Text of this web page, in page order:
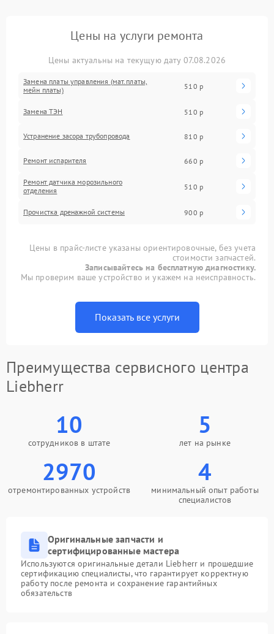
Цены на услуги ремонта
Цены актуальны на текущую дату 07.08.2026
Замена платы управления (мат.платы,
мейн платы)
510 р
Замена ТЭН 510 р
Устранение засора трубопровода 810 р
Ремонт испарителя 660 р
Ремонт датчика морозильного
отделения
510 р
Прочистка дренажной системы 900 р
Цены в прайс-листе указаны ориентировочные, без учета
стоимости запчастей.
Записывайтесь на бесплатную диагностику.
Мы проверим ваше устройство и укажем на неисправность.
Показать все услуги
Преимущества сервисного центра
Liebherr
10
сотрудников в штате
5
лет на рынке
2970
отремонтированных устройств
4
минимальный опыт работы
специалистов
Оригинальные запчасти и
сертифицированные мастера
Используются оригинальные детали Liebherr и прошедшие
сертификацию специалисты, что гарантирует корректную
работу после ремонта и сохранение гарантийных
обязательств